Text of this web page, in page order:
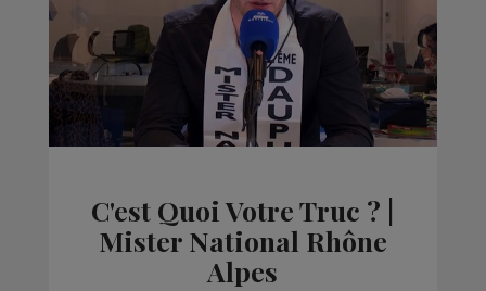
C'est Quoi Votre Truc ? |
Mister National Rhône
Alpes